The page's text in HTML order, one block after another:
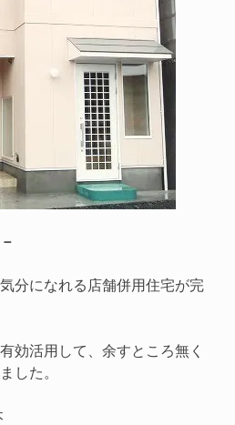
分になれる店舗併用住宅が完
効活用して、余すところ無く
した。